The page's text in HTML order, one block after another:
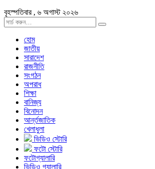
বৃহস্পতিবার , ৬ অগাস্ট ২০২৬
হোম
জাতীয়
সারাদেশ
রাজনীতি
সংগঠন
অপরাধ
শিক্ষা
বানিজ্য
বিনোদন
আর্ন্তজাতিক
খেলাধুলা
ভিডিও স্টোরি
ফটো স্টোরি
ফটোগ্যালারি
ভিডিও গ্যালারি